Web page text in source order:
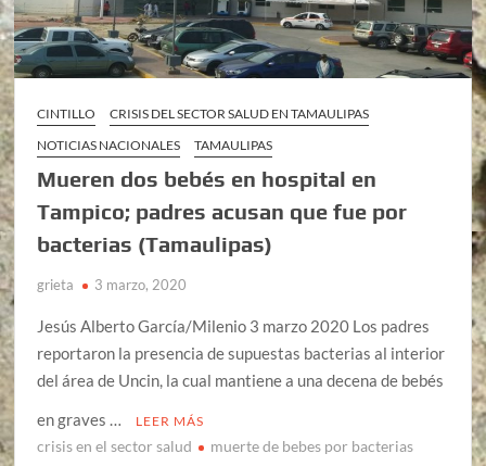
CINTILLO
CRISIS DEL SECTOR SALUD EN TAMAULIPAS
NOTICIAS NACIONALES
TAMAULIPAS
Mueren dos bebés en hospital en
Tampico; padres acusan que fue por
bacterias (Tamaulipas)
grieta 3 marzo, 2020
Jesús Alberto García/Milenio 3 marzo 2020 Los padres
reportaron la presencia de supuestas bacterias al interior
del área de Uncin, la cual mantiene a una decena de bebés
en graves …
LEER MÁS
crisis en el sector salud muerte de bebes por bacterias